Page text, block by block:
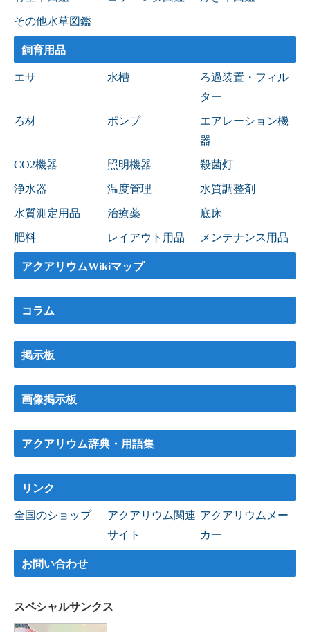
その他水草図鑑
飼育用品
エサ 水槽
ろ過装置・フィル
ター
ろ材 ポンプ
エアレーション機
器
CO2機器 照明機器 殺菌灯
浄水器 温度管理 水質調整剤
水質測定用品 治療薬 底床
肥料 レイアウト用品 メンテナンス用品
アクアリウムWikiマップ
コラム
掲示板
画像掲示板
アクアリウム辞典・用語集
リンク
全国のショップ
アクアリウム関連
サイト
アクアリウムメー
カー
お問い合わせ
スペシャルサンクス